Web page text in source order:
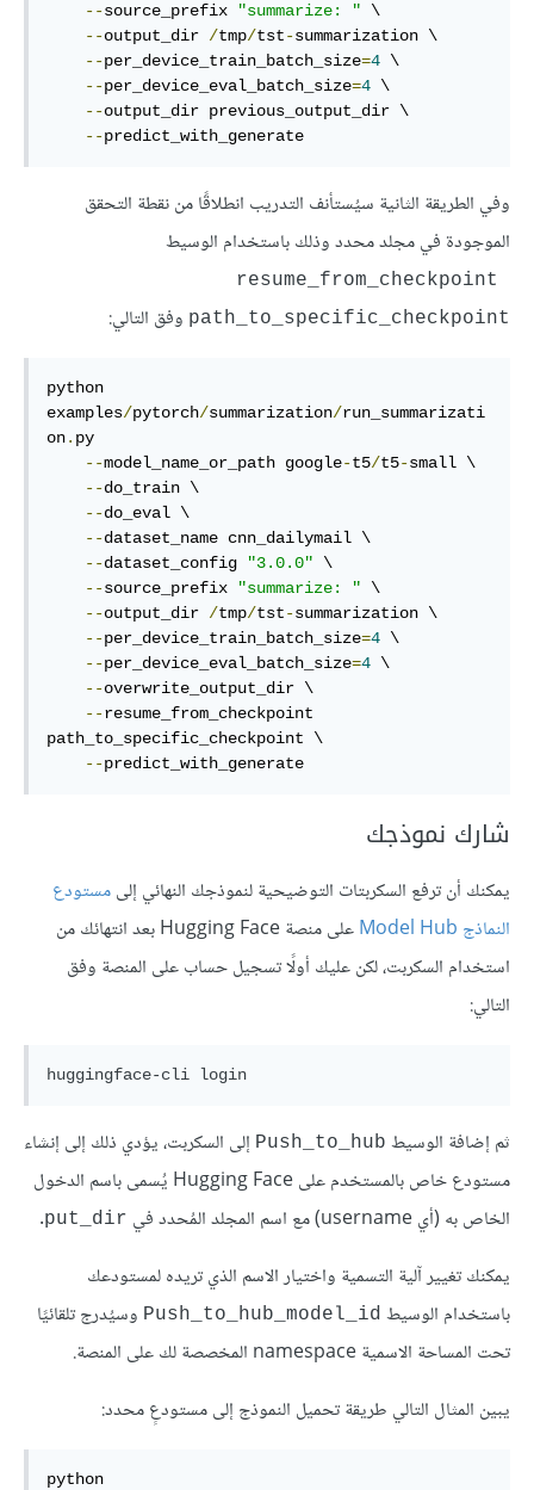
--source_prefix "summarize: " \
--output_dir /tmp/tst-summarization \
--per_device_train_batch_size=4 \
--per_device_eval_batch_size=4 \
--output_dir previous_output_dir \
--predict_with_generate
وفي الطريقة الثانية سيُستأنف التدريب انطلاقًا من نقطة التحقق
الموجودة في مجلد محدد وذلك باستخدام الوسيط
resume_from_checkpoint
path_to_specific_checkpoint وفق التالي:
python
examples/pytorch/summarization/run_summarizati
on. py
--model_name_or_path google-t5/t5-small \
--do_train \
--do_eval \
--dataset_name cnn_dailymail \
--dataset_config "3.0.0" \
--source_prefix "summarize: " \
--output_dir /tmp/tst-summarization \
--per_device_train_batch_size=4 \
--per_device_eval_batch_size=4 \
--overwrite_output_dir \
--resume_from_checkpoint
path_to_specific_checkpoint \
--predict_with_generate
شارك نموذجك
يمكنك أن ترفع السكربتات التوضيحية لنموذجك النهائي إلىمستودع
النماذج Model Hub
على منصة Hugging Face بعد انتهائك من
استخدام السكربت، لكن عليك أولًا تسجيل حساب على المنصة وفق
التالي:
ثم إضافة الوسيط Push_to_hub إلى السكربت، يؤدي ذلك إلى إنشاء
مستودع خاص بالمستخدم على Hugging Face يُسمى باسم الدخول
الخاص به (أي username) مع اسم المجلد المُحدد في
put_dir
.
يمكنك تغيير آلية التسمية واختيار الاسم الذي تريده لمستودعك
باستخدام الوسيط Push_to_hub_model_id وسيُدرج تلقائيًا
تحت المساحة الاسمية namespace المخصصة لك على المنصة.
يبين المثال التالي طريقة تحميل النموذج إلى مستودعٍ محدد:
python